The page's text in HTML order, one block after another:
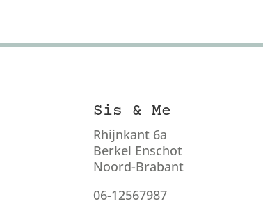
Sis & Me
Rhijnkant 6a
Berkel Enschot
Noord-Brabant
06-12567987